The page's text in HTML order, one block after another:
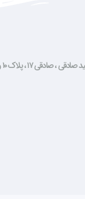
۱۷ ، پلاک ۱۰ واحد ۶